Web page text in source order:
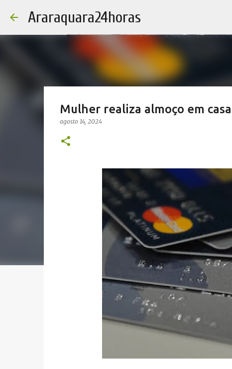
Araraquara24horas
Mulher realiza almoço em
agosto 14, 2024